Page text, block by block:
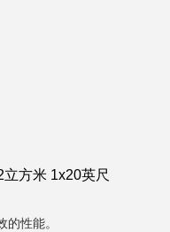
方米 1x20英尺
性能。